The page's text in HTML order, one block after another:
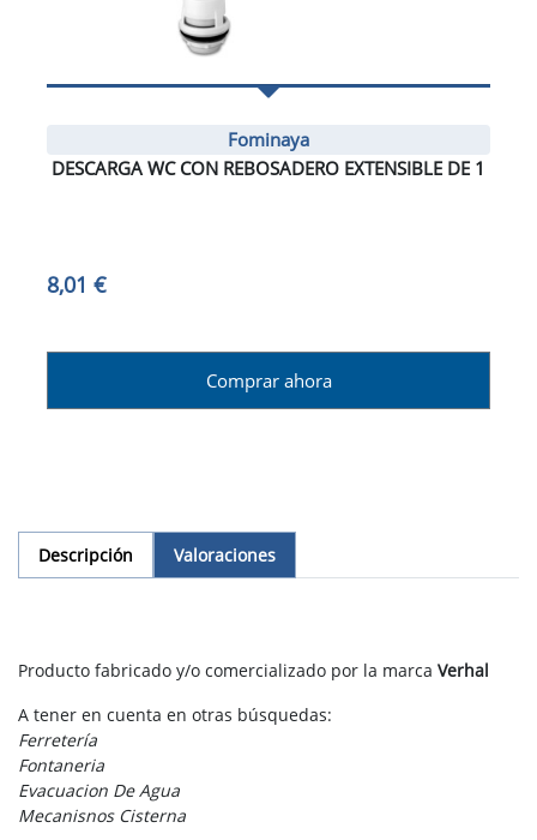
Fominaya
DESCARGA WC CON REBOSADERO EXTENSIBLE DE 1
8,01 €
Comprar ahora
Descripción Valoraciones
Producto fabricado y/o comercializado por la marca Verhal
A tener en cuenta en otras búsquedas:
Ferretería
Fontaneria
Evacuacion De Agua
Mecanisnos Cisterna